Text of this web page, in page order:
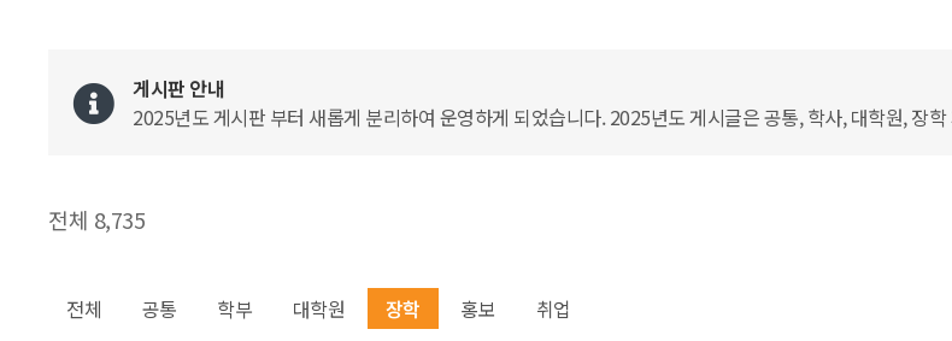
게시판 안내
2025년도 게시판 부터 새롭게 분리하여 운영하게 되었습니다. 2025년도 게시글은 공통, 학사, 대학원, 장
전체 8,735
전체 공통 학부 대학원 장학 홍보 취업